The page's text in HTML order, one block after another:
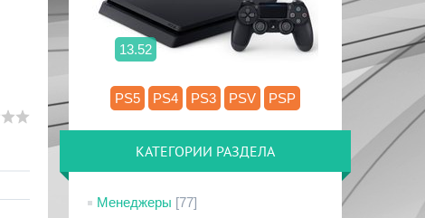
13.52
PS5 PS4 PS3 PSV PSP
КАТЕГОРИИ РАЗДЕЛА
Менеджеры [77]